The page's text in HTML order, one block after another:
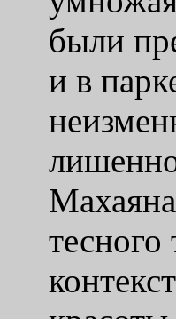
были
и в
тесного